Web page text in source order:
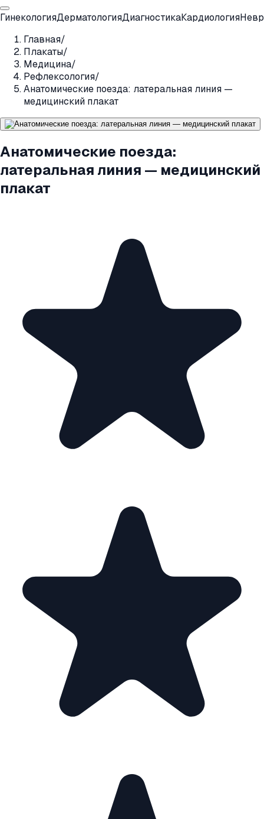
ГинекологияДерматологияДиагностикаКардиология
Главная/
Плакаты/
Медицина/
Рефлексология/
Анатомические поезда: латеральная линия —
медицинский плакат
Анатомические поезда:
латеральная линия — медицинский
плакат